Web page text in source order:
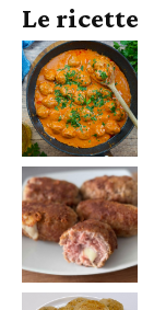
Le ricette